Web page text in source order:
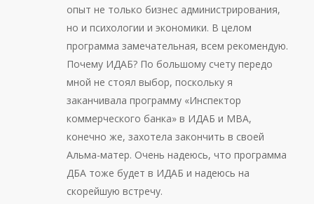
опыт не только бизнес администрирования,
но и психологии и экономики. В целом
программа замечательная, всем рекомендую.
Почему ИДАБ? По большому счету передо
мной не стоял выбор, поскольку я
заканчивала программу «Инспектор
коммерческого банка» в ИДАБ и МВА,
конечно же, захотела закончить в своей
Альма-матер. Очень надеюсь, что программа
ДБА тоже будет в ИДАБ и надеюсь на
скорейшую встречу.